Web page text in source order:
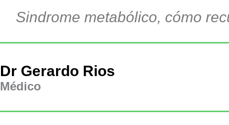
Sindrome metabólico, cómo
Dr Gerardo Rios
Médico